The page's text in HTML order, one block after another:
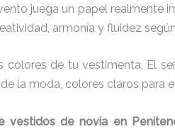
juega un papel realmente
armonía y fluidez
colores de tu vestimenta, El
la moda, colores claros para
vestidos de novia en